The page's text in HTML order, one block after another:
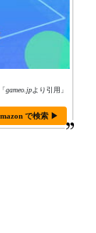
「gameo.jpより引用」
で検索 ▶